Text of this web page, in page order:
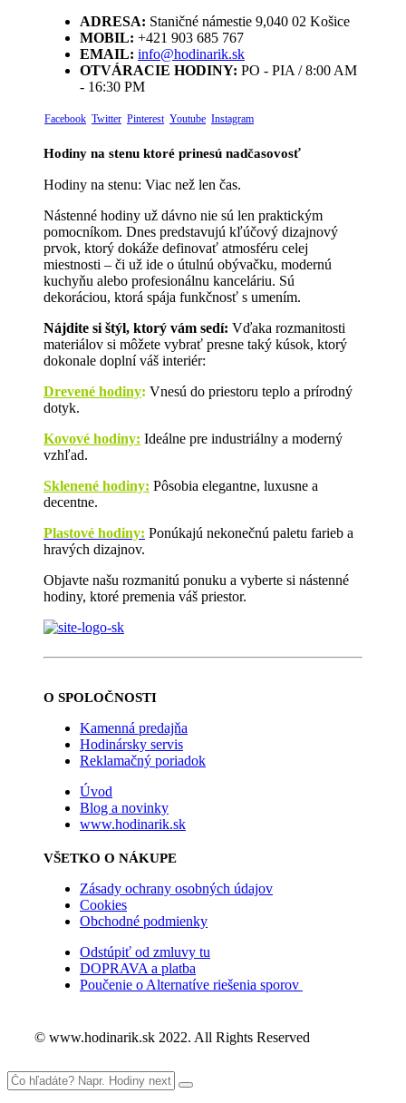
ADRESA: Staničné námestie 9,040 02 Košice
MOBIL: +421 903 685 767
EMAIL: info@hodinarik.sk
OTVÁRACIE HODINY: PO - PIA / 8:00 AM
- 16:30 PM
Facebook Twitter Pinterest Youtube Instagram
Hodiny na stenu ktoré prinesú nadčasovosť
Hodiny na stenu: Viac než len čas.
Nástenné hodiny už dávno nie sú len praktickým
pomocníkom. Dnes predstavujú kľúčový dizajnový
prvok, ktorý dokáže definovať atmosféru celej
miestnosti – či už ide o útulnú obývačku, modernú
kuchyňu alebo profesionálnu kanceláriu. Sú
dekoráciou, ktorá spája funkčnosť s umením.
Nájdite si štýl, ktorý vám sedí: Vďaka rozmanitosti
materiálov si môžete vybrať presne taký kúsok, ktorý
dokonale doplní váš interiér:
Drevené hodiny: Vnesú do priestoru teplo a prírodný
dotyk.
Kovové hodiny: Ideálne pre industriálny a moderný
vzhľad.
Sklenené hodiny: Pôsobia elegantne, luxusne a
decentne.
Plastové hodiny: Ponúkajú nekonečnú paletu farieb a
hravých dizajnov.
Objavte našu rozmanitú ponuku a vyberte si nástenné
hodiny, ktoré premenia váš priestor.
O SPOLOČNOSTI
Kamenná predajňa
Hodinársky servis
Reklamačný poriadok
Úvod
Blog a novinky
www.hodinarik.sk
VŠETKO O NÁKUPE
Zásady ochrany osobných údajov
Cookies
Obchodné podmienky
Odstúpiť od zmluvy tu
DOPRAVA a platba
Poučenie o Alternatíve riešenia sporov
© www.hodinarik.sk 2022. All Rights Reserved